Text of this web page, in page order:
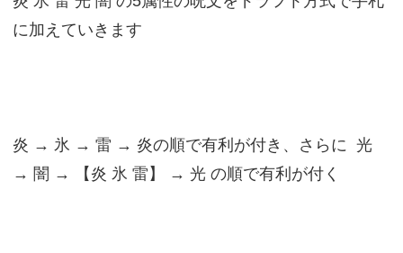
に加えていきます
炎 → 氷 → 雷 → 炎の順で有利が付き、さらに 光
→ 闇 → 【炎 氷 雷】 → 光 の順で有利が付く